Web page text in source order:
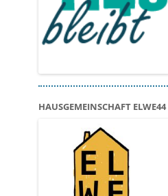
HAUSGEMEINSCHAFT ELWE44